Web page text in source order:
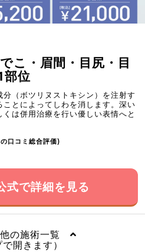
こ・眉間・目尻・目
部位
（ボツリヌストキシン）を注射す
とによってしわを消します。深い
は併用治療を行い優しい表情へと
口コミ総合評価)
式で詳細を見る
の施術一覧
で開きます）